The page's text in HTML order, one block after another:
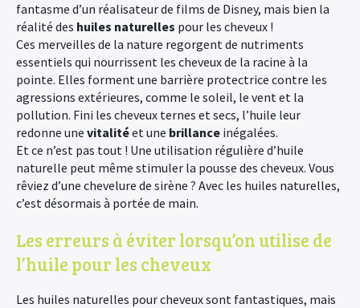
fantasme d’un réalisateur de films de Disney, mais bien la
réalité des huiles naturelles pour les cheveux !
Ces merveilles de la nature regorgent de nutriments
essentiels qui nourrissent les cheveux de la racine à la
pointe. Elles forment une barrière protectrice contre les
agressions extérieures, comme le soleil, le vent et la
pollution. Fini les cheveux ternes et secs, l’huile leur
redonne une vitalitéet une brillance inégalées.
Et ce n’est pas tout ! Une utilisation régulière d’huile
naturelle peut même stimuler la pousse des cheveux. Vous
rêviez d’une chevelure de sirène ? Avec les huiles naturelles,
c’est désormais à portée de main.
Les erreurs à éviter lorsqu’on utilise de
l’huile pour les cheveux
Les huiles naturelles pour cheveux sont fantastiques, mais